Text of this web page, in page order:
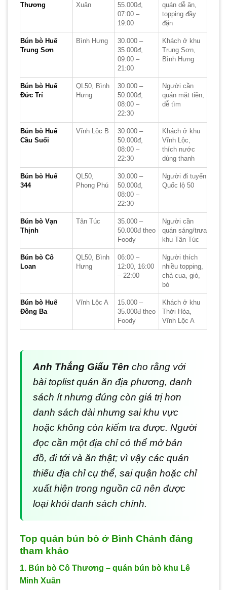
Thương
Xuân
55.000đ,
07:00 –
19:00
quán dễ ăn,
topping đầy
đặn
Bún bò Huế
Trung Sơn
Bình Hưng
30.000 –
35.000đ,
09:00 –
21:00
Khách ở khu
Trung Sơn,
Bình Hưng
Bún bò Huế
Đức Trí
QL50, Bình
Hưng
30.000 –
50.000đ,
08:00 –
22:30
Người cần
quán mặt tiền,
dễ tìm
Bún bò Huế
Cầu Suối
Vĩnh Lộc B
30.000 –
50.000đ,
08:00 –
22:30
Khách ở khu
Vĩnh Lộc,
thích nước
dùng thanh
Bún bò Huế
344
QL50,
Phong Phú
30.000 –
50.000đ,
08:00 –
22:30
Người đi tuyến
Quốc lộ 50
Bún bò Vạn
Thịnh
Tân Túc
35.000 –
50.000đ theo
Foody
Người cần
quán sáng/trưa
khu Tân Túc
Bún bò Cô
Loan
QL50, Bình
Hưng
06:00 –
12:00, 16:00
– 22:00
Người thích
nhiều topping,
chả cua, giò,
bò
Bún bò Huế
Đông Ba
Vĩnh Lộc A
15.000 –
35.000đ theo
Foody
Khách ở khu
Thới Hòa,
Vĩnh Lộc A
Anh Thắng Giấu Tên cho rằng với
bài toplist quán ăn địa phương, danh
sách ít nhưng đúng còn giá trị hơn
danh sách dài nhưng sai khu vực
hoặc không còn kiểm tra được. Người
đọc cần một địa chỉ có thể mở bản
đồ, đi tới và ăn thật; vì vậy các quán
thiếu địa chỉ cụ thể, sai quận hoặc chỉ
xuất hiện trong nguồn cũ nên được
loại khỏi danh sách chính.
Top quán bún bò ở Bình Chánh đáng
tham khảo
1. Bún bò Cô Thương – quán bún bò khu Lê
Minh Xuân